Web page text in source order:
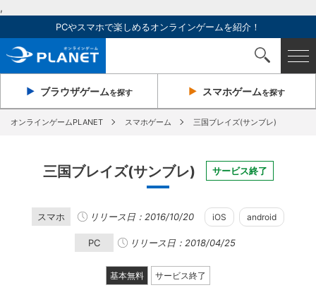
,
PCやスマホで楽しめるオンラインゲームを紹介！
ブラウザゲームを探す スマホゲームを探す
オンラインゲームPLANET スマホゲーム 三国ブレイズ(サンブレ)
三国ブレイズ(サンブレ) サービス終了
スマホ リリース日：2016/10/20 iOS android
PC リリース日：2018/04/25
基本無料 サービス終了